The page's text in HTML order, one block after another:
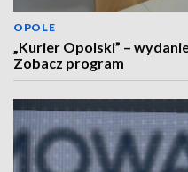
OPOLE
„Kurier Opolski” –
Zobacz program